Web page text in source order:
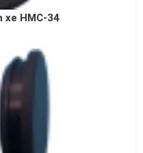
xe HMC-34